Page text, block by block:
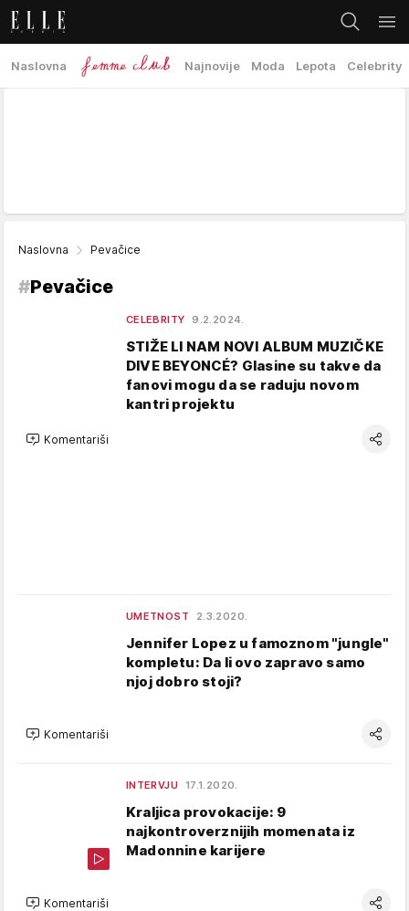
Naslovna Najnovije Moda Lepota Celebrity
Naslovna Pevačice
#Pevačice
CELEBRITY 9.2.2024.
STIŽE LI NAM NOVI ALBUM MUZIČKE
DIVE BEYONCÉ? Glasine su takve da
fanovi mogu da se raduju novom
kantri projektu
Komentariši
UMETNOST 2.3.2020.
Jennifer Lopez u famoznom "jungle"
kompletu: Da li ovo zapravo samo
njoj dobro stoji?
Komentariši
INTERVJU 17.1.2020.
Kraljica provokacije: 9
najkontroverznijih momenata iz
Madonnine karijere
Komentariši